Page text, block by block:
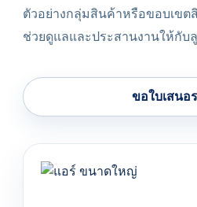
ตัวอย่างกลุ่มสินค้าหรือขอบเข
ช่วยดูแลและประสานงานให้กับ
ขอใบเสนอ